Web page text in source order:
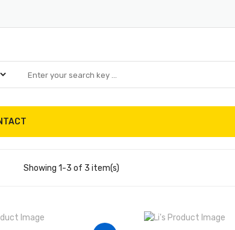
Showing 1-3 of 3 item(s)